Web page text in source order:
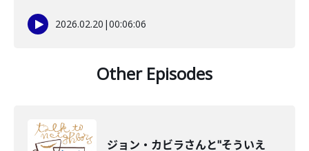
2026.02.20 |00:06:06
Other Episodes
ジョン・カビラさんと"そういえ